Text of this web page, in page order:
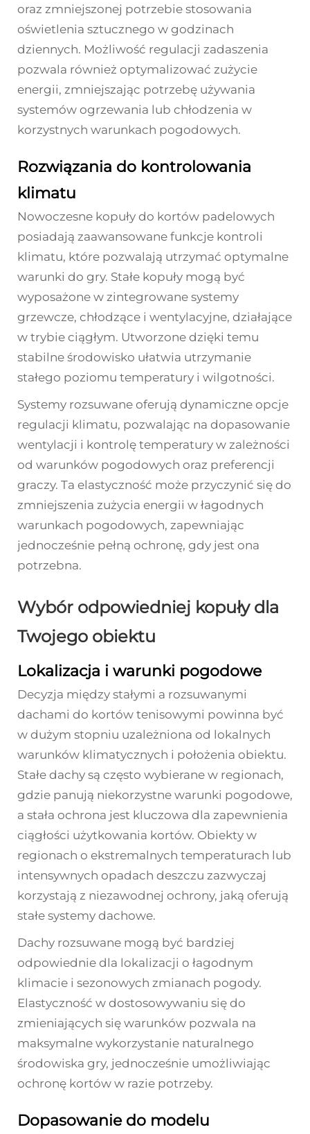
oraz zmniejszonej potrzebie stosowania
oświetlenia sztucznego w godzinach
dziennych. Możliwość regulacji zadaszenia
pozwala również optymalizować zużycie
energii, zmniejszając potrzebę używania
systemów ogrzewania lub chłodzenia w
korzystnych warunkach pogodowych.
Rozwiązania do kontrolowania
klimatu
Nowoczesne kopuły do kortów padelowych
posiadają zaawansowane funkcje kontroli
klimatu, które pozwalają utrzymać optymalne
warunki do gry. Stałe kopuły mogą być
wyposażone w zintegrowane systemy
grzewcze, chłodzące i wentylacyjne, działające
w trybie ciągłym. Utworzone dzięki temu
stabilne środowisko ułatwia utrzymanie
stałego poziomu temperatury i wilgotności.
Systemy rozsuwane oferują dynamiczne opcje
regulacji klimatu, pozwalając na dopasowanie
wentylacji i kontrolę temperatury w zależności
od warunków pogodowych oraz preferencji
graczy. Ta elastyczność może przyczynić się do
zmniejszenia zużycia energii w łagodnych
warunkach pogodowych, zapewniając
jednocześnie pełną ochronę, gdy jest ona
potrzebna.
Wybór odpowiedniej kopuły dla
Twojego obiektu
Lokalizacja i warunki pogodowe
Decyzja między stałymi a rozsuwanymi
dachami do kortów tenisowymi powinna być
w dużym stopniu uzależniona od lokalnych
warunków klimatycznych i położenia obiektu.
Stałe dachy są często wybierane w regionach,
gdzie panują niekorzystne warunki pogodowe,
a stała ochrona jest kluczowa dla zapewnienia
ciągłości użytkowania kortów. Obiekty w
regionach o ekstremalnych temperaturach lub
intensywnych opadach deszczu zazwyczaj
korzystają z niezawodnej ochrony, jaką oferują
stałe systemy dachowe.
Dachy rozsuwane mogą być bardziej
odpowiednie dla lokalizacji o łagodnym
klimacie i sezonowych zmianach pogody.
Elastyczność w dostosowywaniu się do
zmieniających się warunków pozwala na
maksymalne wykorzystanie naturalnego
środowiska gry, jednocześnie umożliwiając
ochronę kortów w razie potrzeby.
Dopasowanie do modelu